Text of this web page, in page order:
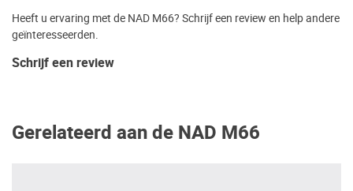
Heeft u ervaring met de NAD M66? Schrijf een review en help andere
geïnteresseerden.
Schrijf een review
Gerelateerd aan de NAD M66